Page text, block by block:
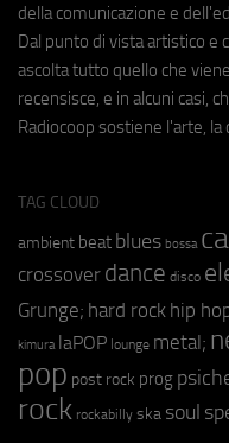
della comunicazione e
Dal punto di vista artistico e
ascolta tutto quello che
recensisce, e in alcuni casi,
Radiocoop sostiene l'arte,
TAG CLOUD
ambient beat blues bossa
crossover dance disco
Grunge; hard rock hip
kimura laPOP lounge metal;
pop post rock prog
rock rockabilly ska soul